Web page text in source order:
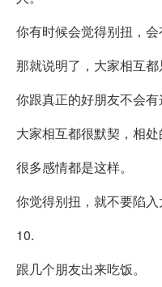
你有时候会觉得别扭，会
那就说明了，大家相互都
你跟真正的好朋友不会有
大家相互都很默契，相处
很多感情都是这样。
你觉得别扭，就不要陷入
10.
跟几个朋友出来吃饭。